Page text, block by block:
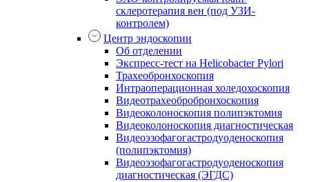
склеротерапия вен (под УЗИ-
контролем)
Центр эндоскопии
Об отделении
Экспресс-тест на Helicobacter Pylori
Трахеобронхоскопия
Интраоперационная холедохоскопия
Видеотрахеобробронхоскопия
Видеоколоноскопия полипэктомия
Видеоколоноскопия диагностическая
Видеоэзофагогастродуоденоскопия
(полипэктомия)
Видеоэзофагогастродуоденоскопия
диагностическая (ЭГДС)